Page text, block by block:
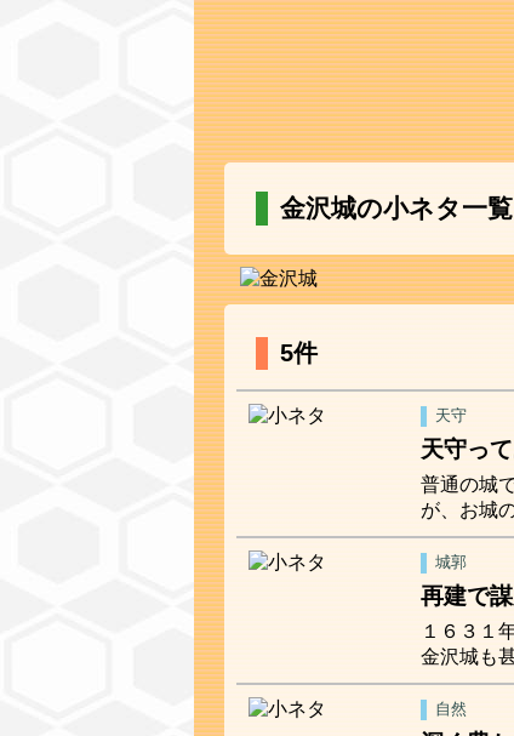
金沢城の小ネタ一覧
5件
天守
天守っ
普通の城
が、お城
城郭
再建で
１６３１
金沢城も
自然